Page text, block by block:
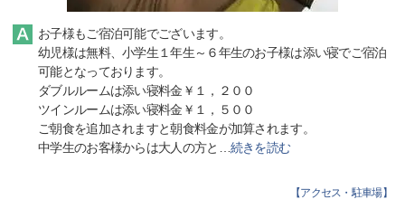
お子様もご宿泊可能でございます。
幼児様は無料、小学生１年生～６年生のお子様は添い寝でご宿泊
可能となっております。
ダブルルームは添い寝料金￥１，２００
ツインルームは添い寝料金￥１，５００
ご朝食を追加されますと朝食料金が加算されます。
中学生のお客様からは大人の方と …続きを読む
【アクセス・駐車場】